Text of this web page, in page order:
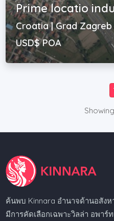
Prime locatio
Croatia | Grad Zagreb
USD$ POA
ค้นพบ Kinnara อำนาจด้านอสัง
มีการคัดเลือกเฉพาะวิลล่า อพา